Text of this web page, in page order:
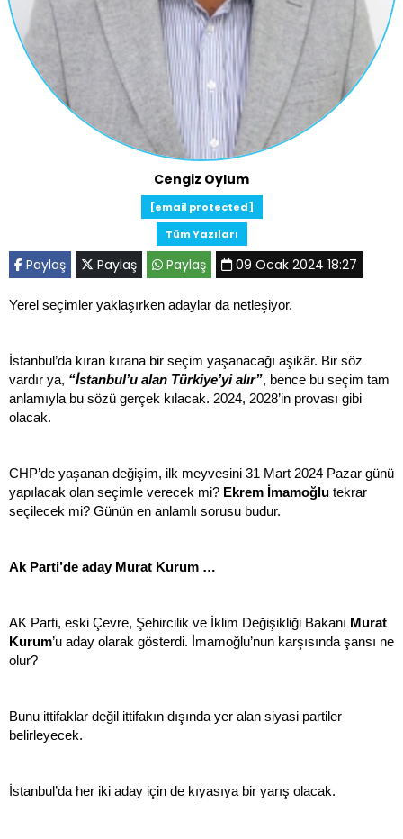
Cengiz Oylum
[email protected]
Tüm Yazıları
Paylaş Paylaş Paylaş 09 Ocak 2024 18:27
Yerel seçimler yaklaşırken adaylar da netleşiyor.
İstanbul’da kıran kırana bir seçim yaşanacağı aşikâr. Bir söz
vardır ya, “İstanbul’u alan Türkiye’yi alır”, bence bu seçim tam
anlamıyla bu sözü gerçek kılacak. 2024, 2028’in provası gibi
olacak.
CHP’de yaşanan değişim, ilk meyvesini 31 Mart 2024 Pazar günü
yapılacak olan seçimle verecek mi? Ekrem İmamoğlu tekrar
seçilecek mi? Günün en anlamlı sorusu budur.
Ak Parti’de aday Murat Kurum …
AK Parti, eski Çevre, Şehircilik ve İklim Değişikliği Bakanı Murat
Kurum’u aday olarak gösterdi. İmamoğlu’nun karşısında şansı ne
olur?
Bunu ittifaklar değil ittifakın dışında yer alan siyasi partiler
belirleyecek.
İstanbul’da her iki aday için de kıyasıya bir yarış olacak.